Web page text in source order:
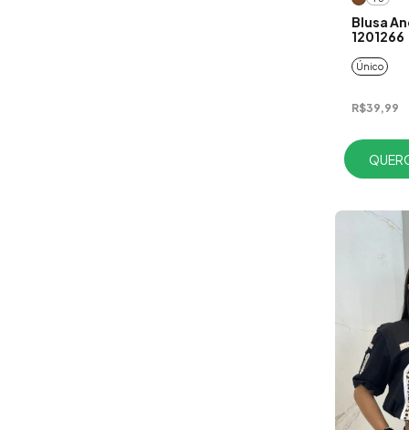
Blusa
1201266
Único
R$39,99